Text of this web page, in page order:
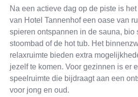
Na een actieve dag op de piste is
van Hotel Tannenhof een oase van
spieren ontspannen in de sauna, bio
stoombad of de hot tub. Het
relaxruimte bieden extra
jezelf te komen. Voor gezinnen is er
speelruimte die bijdraagt aan een
voor jong en oud.